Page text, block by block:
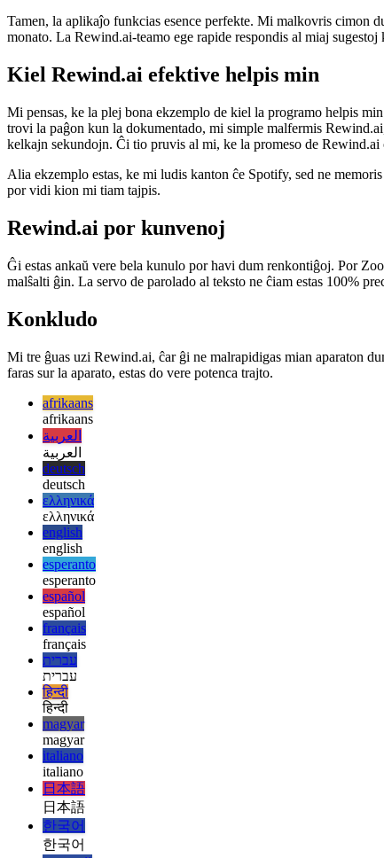
Kiom da stokado okupas Rewind.ai
Tamen, la aplikaĵo funkcias esence perfekte. Mi malkovris cimon
monato. La Rewind.ai-teamo ege rapide respondis al miaj
Kiel Rewind.ai efektive helpis min
Mi pensas, ke la plej bona ekzemplo de kiel la programo helpis
trovi la paĝon kun la dokumentado, mi simple malfermis
kelkajn sekundojn. Ĉi tio pruvis al mi, ke la promeso de
Alia ekzemplo estas, ke mi ludis kanton ĉe Spotify, sed ne
por vidi kion mi tiam tajpis.
Rewind.ai por kunvenoj
Ĝi estas ankaŭ vere bela kunulo por havi dum renkontiĝoj. Por
malŝalti ĝin. La servo de parolado al teksto ne ĉiam estas 100%
Konkludo
Mi tre ĝuas uzi Rewind.ai, ĉar ĝi ne malrapidigas mian aparaton
faras sur la aparato, estas do vere potenca trajto.
afrikaans
afrikaans
العربية
العربية
deutsch
deutsch
ελληνικά
ελληνικά
english
english
esperanto
esperanto
español
español
français
français
עברית
עברית
हिन्दी
हिन्दी
magyar
magyar
italiano
italiano
日本語
日本語